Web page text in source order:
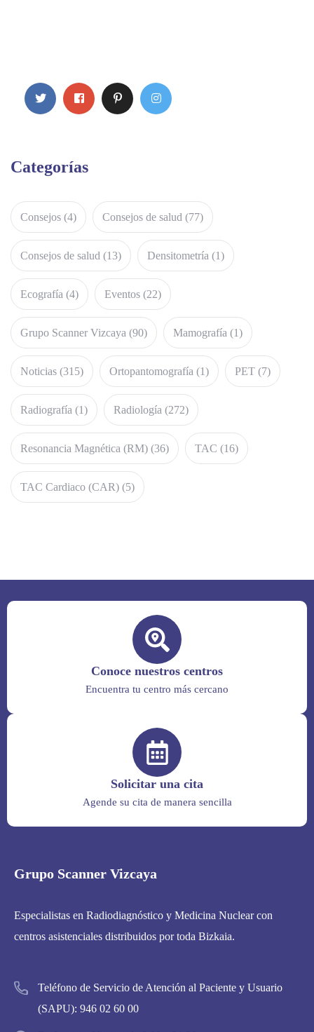
Categorías
Consejos (4) Consejos de salud (77)
Consejos de salud (13) Densitometría (1)
Ecografía (4) Eventos (22)
Grupo Scanner Vizcaya (90) Mamografía (1)
Noticias (315) Ortopantomografía (1) PET (7)
Radiografía (1) Radiología (272)
Resonancia Magnética (RM) (36) TAC (16)
TAC Cardiaco (CAR) (5)
Conoce nuestros centros
Encuentra tu centro más cercano
Solicitar una cita
Agende su cita de manera sencilla
Grupo Scanner Vizcaya
Especialistas en Radiodiagnóstico y Medicina Nuclear con
centros asistenciales distribuidos por toda Bizkaia.
Teléfono de Servicio de Atención al Paciente y Usuario
(SAPU): 946 02 60 00